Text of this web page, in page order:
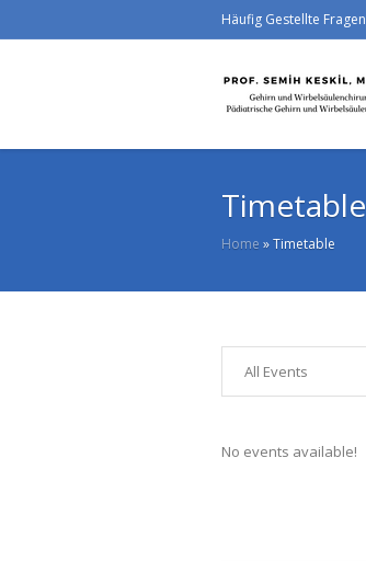
Häufig Gestellte Fragen
Timetable
Home »Timetable
All Events
No events available!